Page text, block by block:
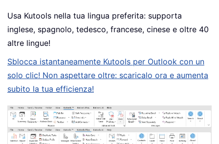
Usa Kutools nella tua lingua preferita: supporta
inglese, spagnolo, tedesco, francese, cinese e oltre 40
altre lingue!
Sblocca istantaneamente Kutools per Outlook con un
solo clic! Non aspettare oltre: scaricalo ora e aumenta
subito la tua efficienza!